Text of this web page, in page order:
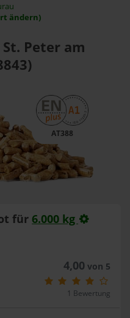
ändern)
Peter am
AT388
für 6.000 kg
4,00 von 5
1 Bewertung